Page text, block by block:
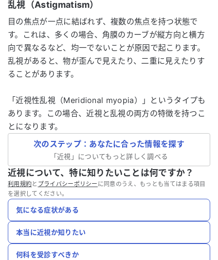
乱視（Astigmatism）
目の焦点が一点に結ばれず、複数の焦点を持つ状態で
す。これは、多くの場合、角膜のカーブが縦方向と横方
向で異なるなど、均一でないことが原因で起こります。
乱視があると、物が歪んで見えたり、二重に見えたりす
ることがあります。
「近視性乱視（Meridional myopia）」というタイプも
あります。この場合、近視と乱視の両方の特徴を持つこ
とになります。
次のステップ：あなたに合った情報を探す
「近視 」についてもっと詳しく調べる
近視について、特に知りたいことは何ですか？
利用規約と プライバシーポリシー に同意のうえ、もっとも当てはまる項目
を選択してください。
気になる症状がある
本当に近視か知りたい
何科を受診すべきか